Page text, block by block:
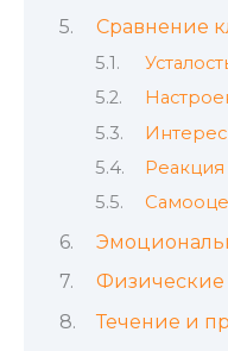
Сравнение
Реакция
Физические
Течение и